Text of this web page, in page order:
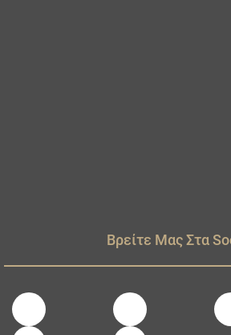
Βρείτε Μας Στα